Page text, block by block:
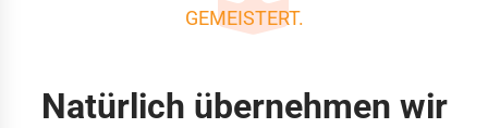
GEMEISTERT.
Natürlich übernehmen wir